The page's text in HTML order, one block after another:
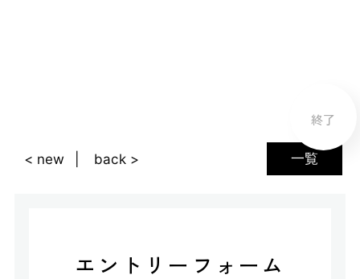
終了
一覧
< new back >
エントリーフォーム